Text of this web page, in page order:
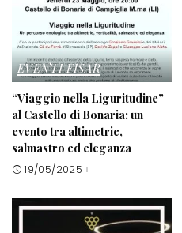
EVENTI FISAR
“Viaggio nella Liguritudine”
al Castello di Bonaria: un
evento tra altimetrie,
salmastro ed eleganza
19/05/2025